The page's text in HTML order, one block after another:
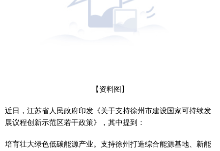
【资料图】
近日，江苏省人民政府印发《关于支持徐州市建设国家可持续发
展议程创新示范区若干政策》，其中提到：
培育壮大绿色低碳能源产业。支持徐州打造综合能源基地、新能